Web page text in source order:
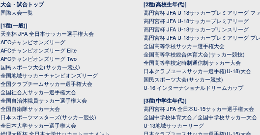
大会・試合トップ
国際大会一覧
[1種(一般)]
天皇杯 JFA 全日本サッカー選手権大会
AFCチャンピオンズリーグ
AFCチャンピオンズリーグ Elite
AFCチャンピオンズリーグ Two
国民スポーツ大会(サッカー競技)
全国地域サッカーチャンピオンズリーグ
全国クラブチームサッカー選手権大会
全国社会人サッカー選手権大会
全国自治体職員サッカー選手権大会
全国自衛隊サッカー大会
日本スポーツマスターズ(サッカー競技)
全日本大学サッカー選手権大会
[2種(高校生年代)]
高円宮杯 JFA U-18サッカープレミアリーグ フ
高円宮杯 JFA U-18サッカープレミアリーグ
高円宮杯 JFA U-18サッカープリンスリーグ
高円宮杯 JFA U-18サッカープレミアリーグ プ
全国高等学校サッカー選手権大会
全国高等学校総合体育大会(サッカー競技)
全国高等学校定時制通信制サッカー大会
日本クラブユースサッカー選手権(U-18)大会
国民スポーツ大会(サッカー競技)
U-16 インターナショナルドリームカップ
[3種(中学生年代)]
高円宮杯 JFA 全日本U-15サッカー選手権大会
全国中学校体育大会／全国中学校サッカー大会
U-13地域サッカーリーグ